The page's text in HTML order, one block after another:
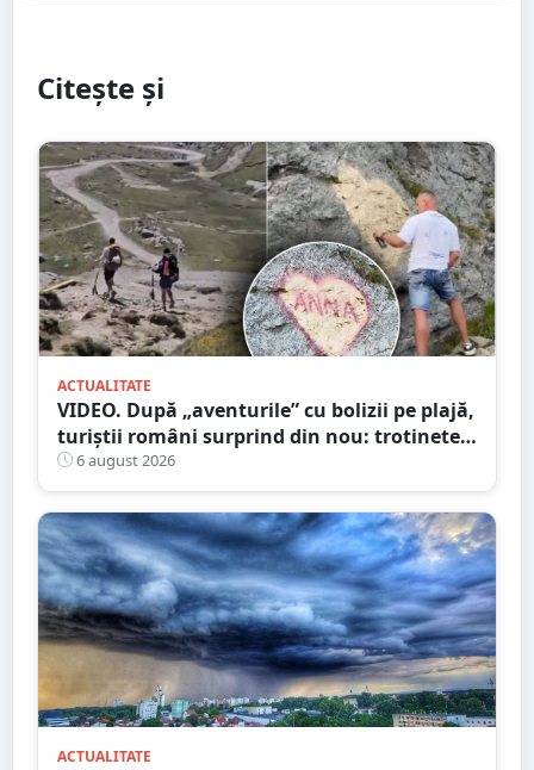
Citește și
ACTUALITATE
VIDEO. După „aventurile” cu bolizii pe plajă,
turiștii români surprind din nou: trotinete
pe Bucegi și declarații de dragoste pe stânci
6 august 2026
ACTUALITATE